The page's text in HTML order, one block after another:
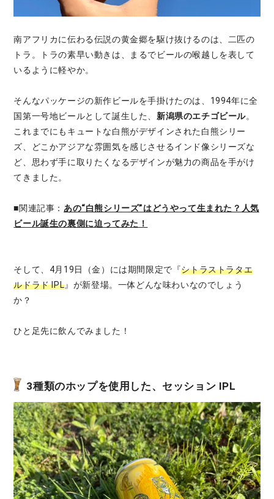
南アフリカに伝わる伝説の黄金郷を駆け抜けるのは、二匹の
トラ。トラの素早い動きは、まるでビールの喉越しを表して
いるように軽やか。
そんなパッケージの新作ビールを手掛けたのは、1994年に全
国第一号地ビールとして誕生した、 新潟県のエチゴビール。
これまでにもキュートな白熊がデザインされた白熊シリー
ズ、どこかアジアな雰囲気を感じさせるインド像シリーズな
ど、思わず手に取りたくなるデザインが魅力の商品を手がけ
てきました。
■関連記事： あの“白熊シリーズ”はどうやって生まれた？人気
ビール誕生の裏側に迫ってみた！
そして、4月19日（金）には期間限定で『シトラストラタエ
ルドラド IPL』が新登場。一体どんな味わいなのでしょう
か？
ひと足先に飲んでみました！
3種類のホップを使用した、セッション IPL